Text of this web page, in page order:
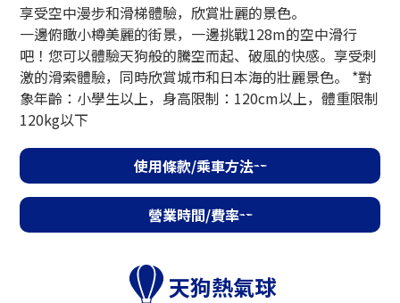
享受空中漫步和滑梯體驗，欣賞壯麗的景色。
一邊俯瞰小樽美麗的街景，一邊挑戰128m的空中滑行
吧！您可以體驗天狗般的騰空而起、破風的快感。享受刺
激的滑索體驗，同時欣賞城市和日本海的壯麗景色。 *對
象年齡：小學生以上，身高限制：120cm以上，體重限制
120kg以下
使用條款/乘車方法
營業時間/費率
天狗熱氣球
營業時間/費率